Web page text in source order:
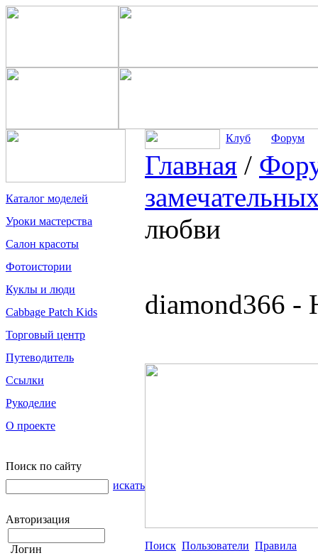
Каталог моделей
Уроки мастерства
Салон красоты
Фотоистории
Куклы и люди
Cabbage Patch Kids
Торговый центр
Путеводитель
Ссылки
Рукоделие
О проекте
Поиск по сайту
искать
Авторизация
Логин
Клуб Форум
Главная /
любви
diamond366 -
Поиск Пользователи Правила